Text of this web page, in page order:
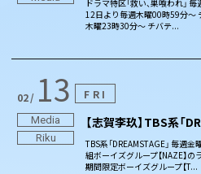
ドラマ特区「救い、巣喰われ」
12日より毎週木曜00時59分～
木曜23時30分～ チバテ...
02 13 FRI
Media
Riku
【志賀李玖】TBS系「
TBS系「DREAMSTAGE」 毎週
組ボーイズグループ【NAZE】の
期間限定ボーイズグループ【T...